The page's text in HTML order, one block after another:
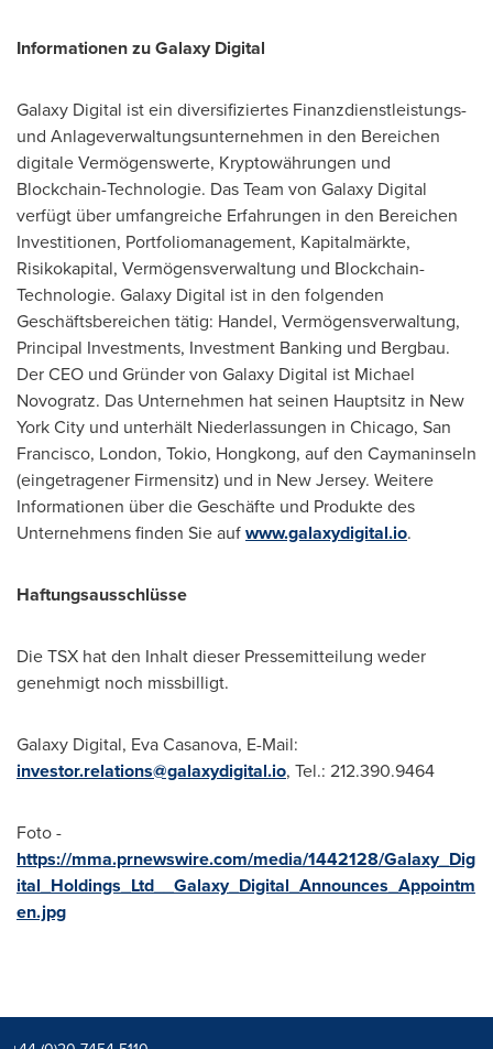
Informationen zu Galaxy Digital
Galaxy Digital ist ein diversifiziertes Finanzdienstleistungs-
und Anlageverwaltungsunternehmen in den Bereichen
digitale Vermögenswerte, Kryptowährungen und
Blockchain-Technologie. Das Team von Galaxy Digital
verfügt über umfangreiche Erfahrungen in den Bereichen
Investitionen, Portfoliomanagement, Kapitalmärkte,
Risikokapital, Vermögensverwaltung und Blockchain-
Technologie. Galaxy Digital ist in den folgenden
Geschäftsbereichen tätig: Handel, Vermögensverwaltung,
Principal Investments, Investment Banking und Bergbau.
Der CEO und Gründer von Galaxy Digital ist Michael
Novogratz. Das Unternehmen hat seinen Hauptsitz in New
York City und unterhält Niederlassungen in Chicago, San
Francisco, London, Tokio, Hongkong, auf den Caymaninseln
(eingetragener Firmensitz) und in New Jersey. Weitere
Informationen über die Geschäfte und Produkte des
Unternehmens finden Sie aufwww.galaxydigital.io.
Haftungsausschlüsse
Die TSX hat den Inhalt dieser Pressemitteilung weder
genehmigt noch missbilligt.
Galaxy Digital, Eva Casanova, E-Mail:
investor.relations@galaxydigital.io, Tel.: 212.390.9464
Foto -
https://mma.prnewswire.com/media/1442128/Galaxy_Dig
ital_Holdings_Ltd__Galaxy_Digital_Announces_Appointm
en.jpg